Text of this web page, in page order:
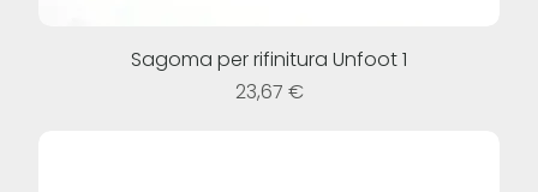
Sagoma per rifinitura Unfoot 1
Prezzo
23,67 €